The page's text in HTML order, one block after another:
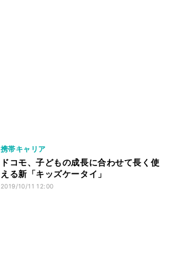
携帯キャリア
ドコモ、子どもの成長に合わせて長く使
える新「キッズケータイ」
2019/10/11 12:00